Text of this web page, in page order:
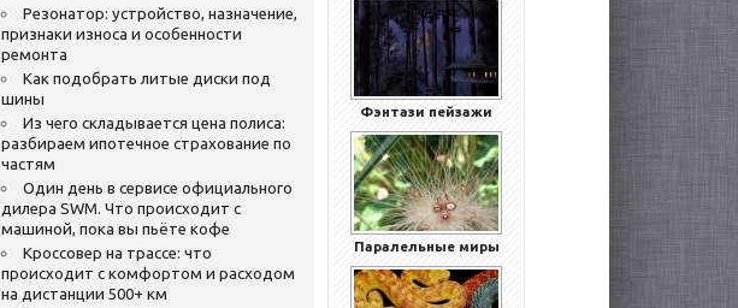
Резонатор: устройство, назначение,
признаки износа и особенности
ремонта
Как подобрать литые диски под
шины
Из чего складывается цена полиса:
разбираем ипотечное страхование по
частям
Один день в сервисе официального
дилера SWM. Что происходит с
машиной, пока вы пьёте кофе
Кроссовер на трассе: что
происходит с комфортом и расходом
на дистанции 500+ км
Фэнтази пейзажи
Паралельные миры